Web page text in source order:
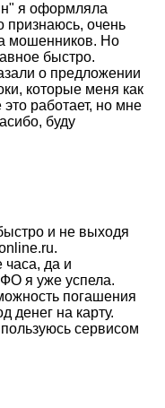
я оформляла
признаюсь, очень
мошенников. Но
быстро.
о предложении
которые меня как
работает, но мне
буду
и не выходя
да и
я уже успела.
погашения
денег на карту.
сервисом